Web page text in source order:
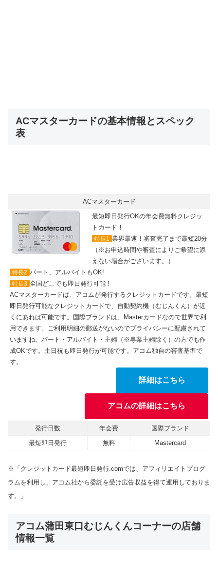
ACマスターカードの基本情報とスペック
表
ACマスターカード
最短即日発行OKの年会費無料クレジッ
トカード！
特長1 業界最速！審査完了まで最短20分
（※お申込時間や審査によりご希望に添
えない場合がございます。）
特長2 パート、アルバイトもOK!
特長3 全国どこでも即日発行可能！
ACマスターカードは、アコムが発行するクレジットカードです。最短
即日発行可能なクレジットカードで、自動契約機（むじんくん）が近
くにあれば可能です。国際ブランドは、Masterカードなので世界で利
用できます。ご利用明細の郵送がないのでプライバシーに配慮されて
いますね。パート・アルバイト・主婦（※専業主婦除く）の方でも作
成OKです。土日祝も即日発行が可能です。アコム独自の審査基準で
す。
詳細はこちら
アコムの詳細はこちら
発行日数 年会費
国際ブランド
最短即日発行
無料 Mastercard
※「クレジットカード最短即日発行.comでは、アフィリエイトプログ
ラムを利用し、アコム社から委託を受け広告収益を得て運用しておりま
す。」
アコム蒲田東口むじんくんコーナーの店舗
情報一覧